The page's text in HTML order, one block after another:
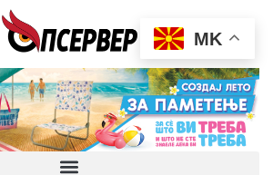
MK